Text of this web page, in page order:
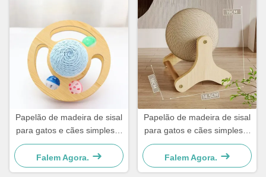
Papelão de madeira de sisal
para gatos e cães simples e
prático
Falem Agora.
Papelão de madeira de sisal
para gatos e cães simples e
prático
Falem Agora.